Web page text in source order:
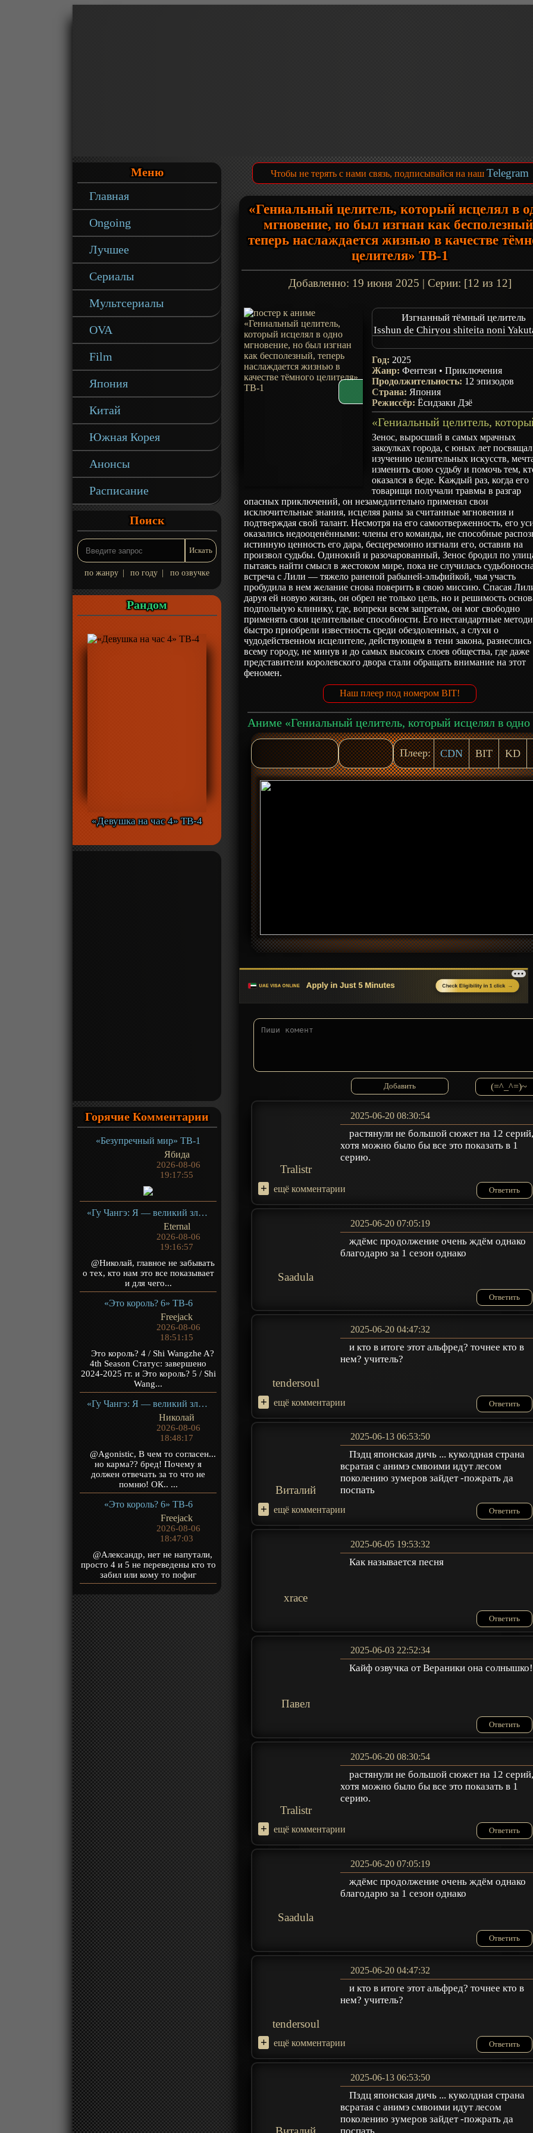
Меню
Главная
Ongoing
Лучшее
Сериалы
Мультсериалы
OVA
Film
Япония
Китай
Южная Корея
Анонсы
Расписание
Поиск
по жанру по году по озвучке
Рандом
«Девушка на час 4» ТВ-4
Горячие Комментарии
«Безупречный мир» ТВ-1
Ябида
2026-08-06
19:17:55
«Гу Чангэ: Я — великий злодей Небесной Судьбы» ТВ-1
Eternal
2026-08-06
19:16:57
@Николай, главное не забывать
о тех, кто нам это все показывает
и для чего...
«Это король? 6» ТВ-6
Freejack
2026-08-06
18:51:15
Это король? 4 / Shi Wangzhe A?
4th Season Статус: завершено
2024-2025 гг. и Это король? 5 / Shi
Wang...
«Гу Чангэ: Я — великий злодей Небесной Судьбы» ТВ-1
Николай
2026-08-06
18:48:17
@Agonistic, В чем то согласен...
но карма?? бред! Почему я
должен отвечать за то что не
помню! ОК.. ...
«Это король? 6» ТВ-6
Freejack
2026-08-06
18:47:03
@Александр, нет не напутали,
просто 4 и 5 не переведены кто то
забил или кому то пофиг
Чтобы не терять с нами связь, подписывайся на наш Telegram
«Гениальный целитель, который исцелял в
мгновение, но был изгнан как
теперь наслаждается жизнью в качестве
целителя» ТВ-1
Добавленно: 19 июня 2025 | Серии: [12 из 12]
Изгнанный тёмный целитель
Isshun de Chiryou shiteita noni
Healer toshite Tanoshiku Ikiru
The Brilliant Healers New Life in
Shadows
Год: 2025
Жанр:Фентези •Приключения
Продолжительность: 12 эпизодов
Страна: Япония
Режиссёр:Ёсидзаки Дзё
Зенос, выросший в самых мрачных
закоулках города, с юных лет посвящал
изучению целительных искусств,
изменить свою судьбу и помочь тем,
оказался в беде. Каждый раз, когда его
товарищи получали травмы в разгар
опасных приключений, он незамедлительно применял свои
исключительные знания, исцеляя раны за считанные мгновения и
подтверждая свой талант. Несмотря на его самоотверженность, его
оказались недооценёнными: члены его команды, не способные
истинную ценность его дара, бесцеремонно изгнали его, оставив на
произвол судьбы. Одинокий и разочарованный, Зенос бродил по
пытаясь найти смысл в жестоком мире, пока не случилась
встреча с Лили — тяжело раненой рабыней-эльфийкой, чья участь
пробудила в нем желание снова поверить в свою миссию. Спасая
даруя ей новую жизнь, он обрел не только цель, но и решимость
подпольную клинику, где, вопреки всем запретам, он мог свободно
применять свои целительные способности. Его нестандартные
быстро приобрели известность среди обездоленных, а слухи о
чудодейственном исцелителе, действующем в тени закона,
всему городу, не минув и до самых высоких слоев общества, где даже
представители королевского двора стали обращать внимание на этот
феномен.
Наш плеер под номером BIT!
Плеер: CDN BIT KD
(=^_^=)~
Tralistr
2025-06-20 08:30:54
растянули не большой сюжет на 12
хотя можно было бы все это показать в 1
серию.
+ ещё комментарии Ответить
Saadula
2025-06-20 07:05:19
ждёмс продолжение очень ждём однако
благодарю за 1 сезон однако
Ответить
tendersoul
2025-06-20 04:47:32
и кто в итоге этот альфред? точнее кто в
нем? учитель?
+ ещё комментарии Ответить
Виталий
2025-06-13 06:53:50
Пздц японская дичь ... куколдная страна
всратая с анимэ смвоими идут лесом
поколению зумеров зайдет -пожрать да
поспать
+ ещё комментарии Ответить
xrace
2025-06-05 19:53:32
Как называется песня
Ответить
Павел
2025-06-03 22:52:34
Кайф озвучка от Вераники она
Ответить
Tralistr
2025-06-20 08:30:54
растянули не большой сюжет на 12
хотя можно было бы все это показать в 1
серию.
+ ещё комментарии Ответить
Saadula
2025-06-20 07:05:19
ждёмс продолжение очень ждём однако
благодарю за 1 сезон однако
Ответить
tendersoul
2025-06-20 04:47:32
и кто в итоге этот альфред? точнее кто в
нем? учитель?
+ ещё комментарии Ответить
2025-06-13 06:53:50
Пздц японская дичь ... куколдная страна
всратая с анимэ смвоими идут лесом
поколению зумеров зайдет -пожрать да